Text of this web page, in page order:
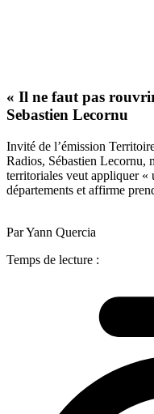
« Il ne faut pas
Sebastien Lecornu
Invité de l’émission
Radios, Sébastien Lecornu,
territoriales veut appliquer «
départements et affirme
Par Yann Quercia
Temps de lecture :